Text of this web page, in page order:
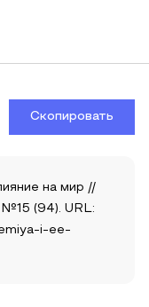
Скопировать
на мир //
№15 (94). URL:
i-ee-